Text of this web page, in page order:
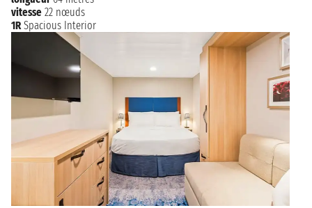
vitesse 22 nœuds
1R Spacious Interior